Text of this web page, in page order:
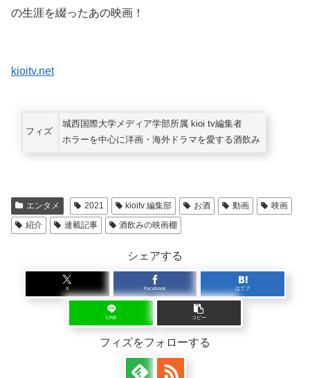
の生涯を綴ったあの映画！
kioitv.net
フィズ
城西国際大学メディア学部所属 kioi tv編集者
ホラーを中心に洋画・海外ドラマを愛する酒飲み
エンタメ 2021 kioitv 編集部 お酒 動画
映画
紹介
連載記事 酒飲みの映画棚
シェアする
X Facebook はてブ
LINE コピー
フィズをフォローする